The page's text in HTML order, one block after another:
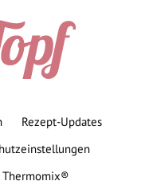
Rezept-Updates